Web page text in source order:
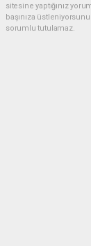
sitesine yaptığınız
başınıza
sorumlu tutulamaz.